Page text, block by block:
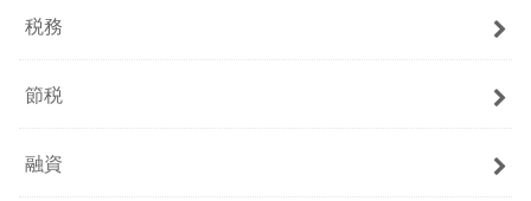
税務
節税
融資